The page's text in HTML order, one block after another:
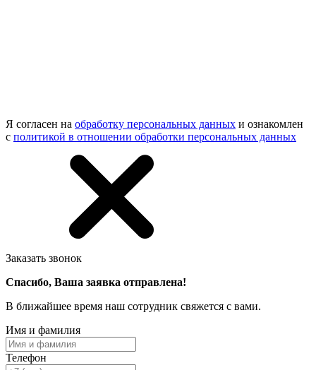
Я согласен на обработку персональных данных и ознакомлен
с политикой в отношении обработки персональных данных
Заказать звонок
Спасибо, Ваша заявка отправлена!
В ближайшее время наш сотрудник свяжется с вами.
Имя и фамилия
Телефон